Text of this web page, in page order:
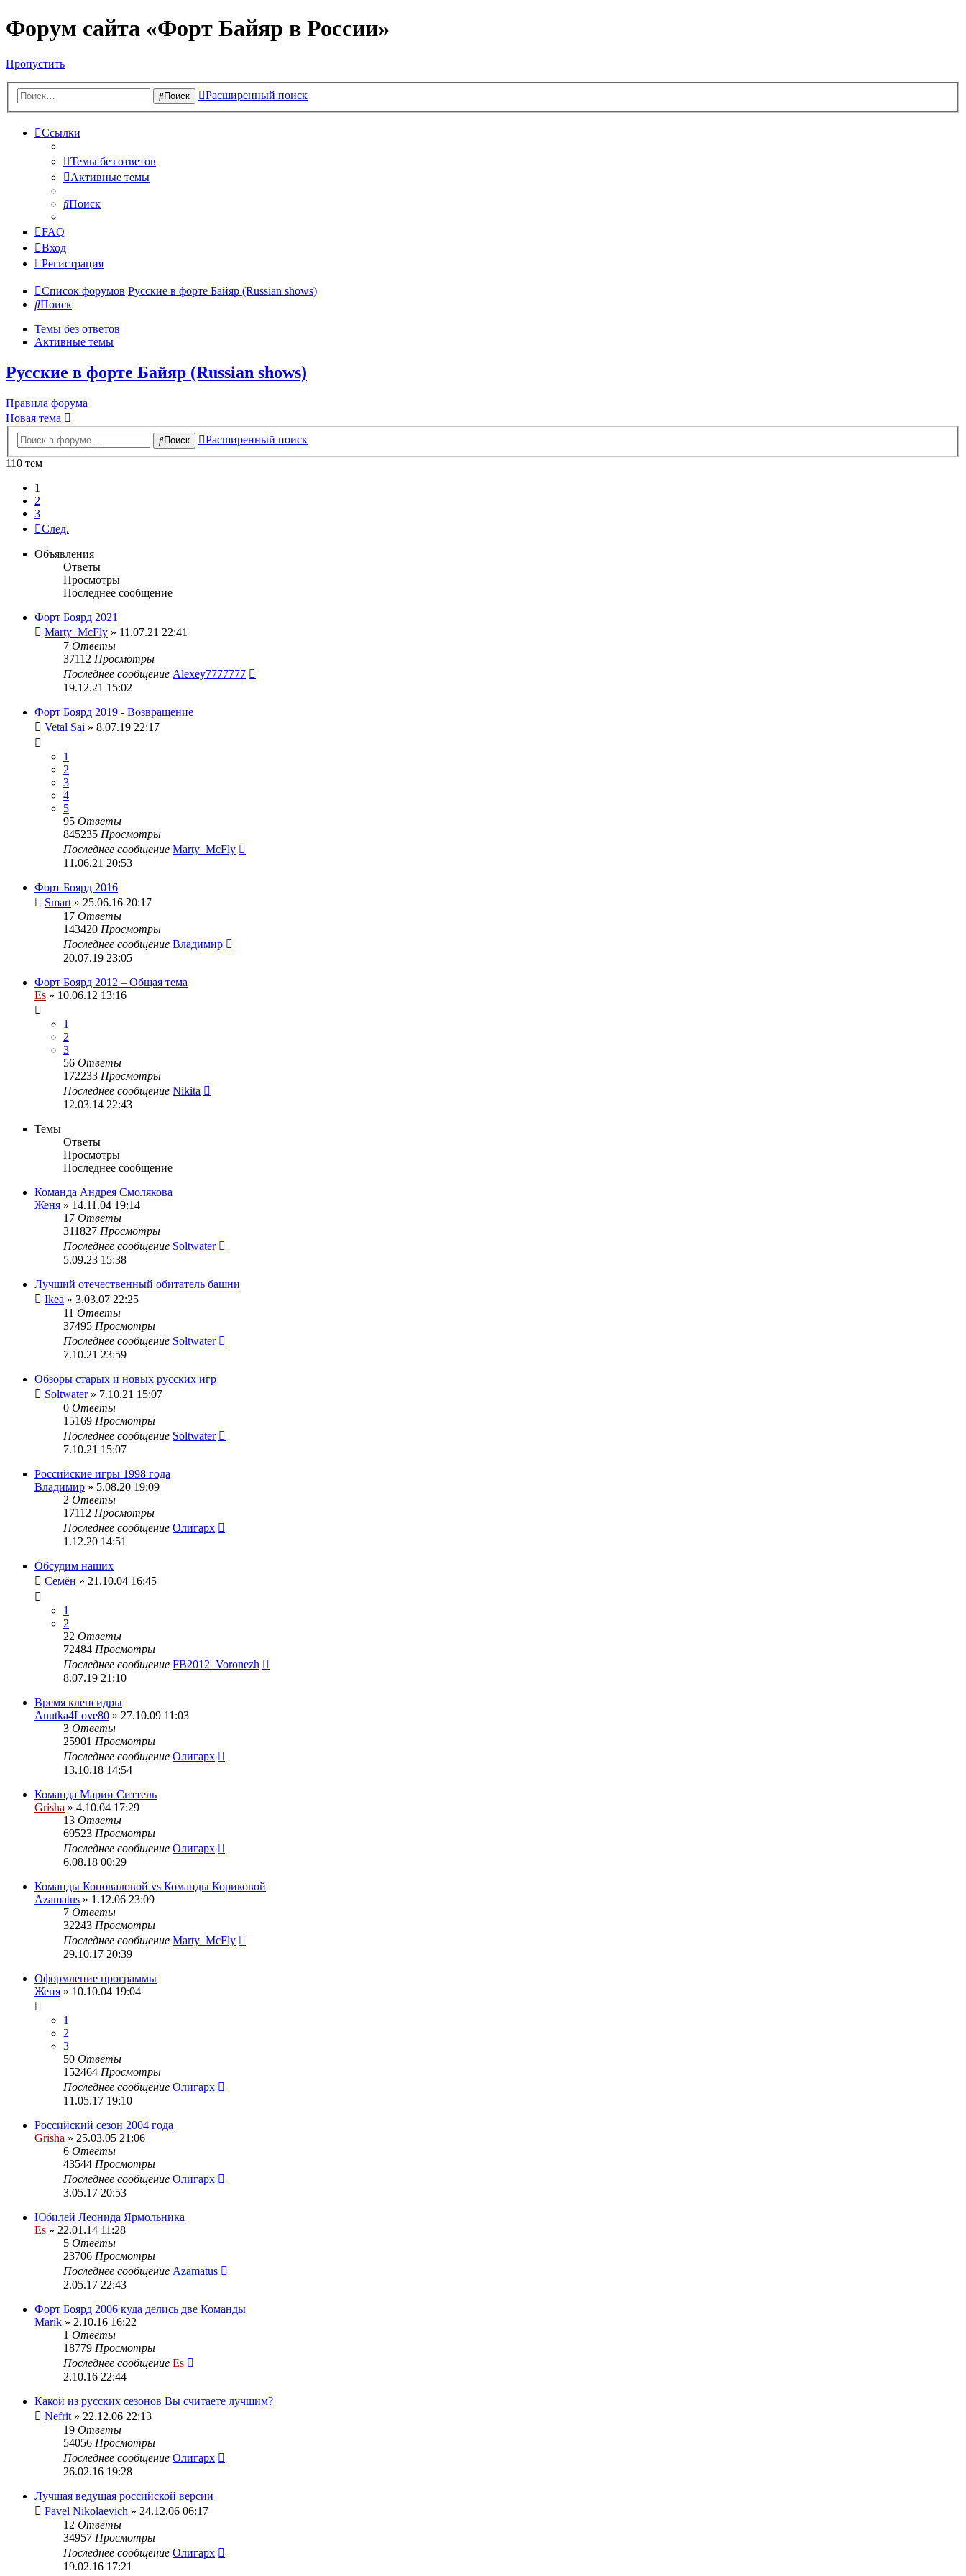
Форум сайта «Форт Байяр в России»
Пропустить
Поиск Расширенный поиск
Ссылки
Темы без ответов
Активные темы
Поиск
FAQ
Вход
Регистрация
Список форумов Русские в форте Байяр (Russian shows)
Поиск
Темы без ответов
Активные темы
Русские в форте Байяр (Russian shows)
Правила форума
Новая тема
Поиск
Расширенный поиск
110 тем
1
2
3
След.
Объявления
Ответы
Просмотры
Последнее сообщение
Форт Боярд 2021
Marty_McFly » 11.07.21 22:41
7 Ответы
37112 Просмотры
Последнее сообщение Alexey7777777
19.12.21 15:02
Форт Боярд 2019 - Возвращение
Vetal Sai » 8.07.19 22:17
1
2
3
4
5
95 Ответы
845235 Просмотры
Последнее сообщение Marty_McFly
11.06.21 20:53
Форт Боярд 2016
Smart » 25.06.16 20:17
17 Ответы
143420 Просмотры
Последнее сообщение Владимир
20.07.19 23:05
Форт Боярд 2012 – Общая тема
Es » 10.06.12 13:16
1
2
3
56 Ответы
172233 Просмотры
Последнее сообщение Nikita
12.03.14 22:43
Темы
Ответы
Просмотры
Последнее сообщение
Команда Андрея Смолякова
Женя » 14.11.04 19:14
17 Ответы
311827 Просмотры
Последнее сообщение Soltwater
5.09.23 15:38
Лучший отечественный обитатель башни
Ikea » 3.03.07 22:25
11 Ответы
37495 Просмотры
Последнее сообщение Soltwater
7.10.21 23:59
Обзоры старых и новых русских игр
Soltwater» 7.10.21 15:07
0 Ответы
15169 Просмотры
Последнее сообщение Soltwater
7.10.21 15:07
Российские игры 1998 года
Владимир » 5.08.20 19:09
2 Ответы
17112 Просмотры
Последнее сообщение Олигарх
1.12.20 14:51
Обсудим наших
Семён » 21.10.04 16:45
1
2
22 Ответы
72484 Просмотры
Последнее сообщение FB2012_Voronezh
8.07.19 21:10
Время клепсидры
Anutka4Love80 » 27.10.09 11:03
3 Ответы
25901 Просмотры
Последнее сообщение Олигарх
13.10.18 14:54
Команда Марии Ситтель
Grisha » 4.10.04 17:29
13 Ответы
69523 Просмотры
Последнее сообщение Олигарх
6.08.18 00:29
Команды Коноваловой vs Команды Кориковой
Azamatus » 1.12.06 23:09
7 Ответы
32243 Просмотры
Последнее сообщение Marty_McFly
29.10.17 20:39
Оформление программы
Женя » 10.10.04 19:04
1
2
3
50 Ответы
152464 Просмотры
Последнее сообщение Олигарх
11.05.17 19:10
Российский сезон 2004 года
Grisha » 25.03.05 21:06
6 Ответы
43544 Просмотры
Последнее сообщение Олигарх
3.05.17 20:53
Юбилей Леонида Ярмольника
Es » 22.01.14 11:28
5 Ответы
23706 Просмотры
Последнее сообщение Azamatus
2.05.17 22:43
Форт Боярд 2006 куда делись две Команды
Marik » 2.10.16 16:22
1 Ответы
18779 Просмотры
Последнее сообщение Es
2.10.16 22:44
Какой из русских сезонов Вы считаете лучшим?
Nefrit » 22.12.06 22:13
19 Ответы
54056 Просмотры
Последнее сообщение Олигарх
26.02.16 19:28
Лучшая ведущая российской версии
Pavel Nikolaevich » 24.12.06 06:17
12 Ответы
34957 Просмотры
Последнее сообщение Олигарх
19.02.16 17:21